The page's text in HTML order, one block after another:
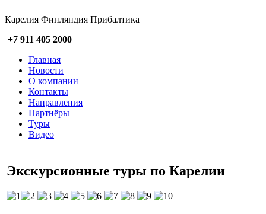
Карелия Финляндия Прибалтика
+7 911 405 2000
Главная
Новости
О компании
Контакты
Направления
Партнёры
Туры
Видео
Экскурсионные туры по Карелии